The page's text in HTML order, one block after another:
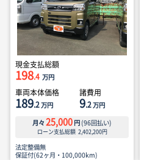
現金支払総額
198.4 万円
車両本体価格
189.2万円
諸費用
9.2万円
月々 25,000 円 (96回払い)
ローン支払総額 2,402,200円
法定整備無
保証付(62ヶ月・100,000km)